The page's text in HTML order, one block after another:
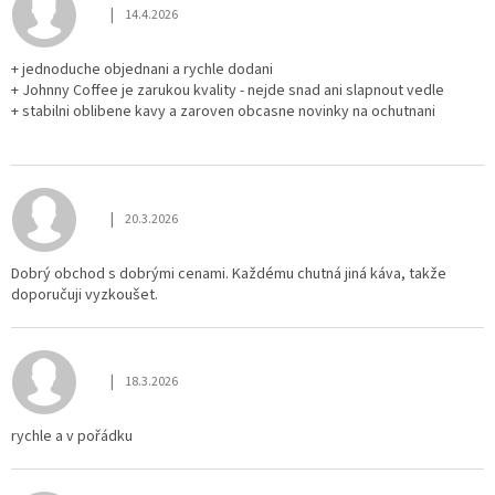
Hodnocení obchodu je 5 z 5 hvězdiček.
| 14.4.2026
+ jednoduche objednani a rychle dodani
+ Johnny Coffee je zarukou kvality - nejde snad ani slapnout vedle
+ stabilni oblibene kavy a zaroven obcasne novinky na ochutnani
Hodnocení obchodu je 5 z 5 hvězdiček.
| 20.3.2026
Dobrý obchod s dobrými cenami. Každému chutná jiná káva, takže
doporučuji vyzkoušet.
Hodnocení obchodu je 5 z 5 hvězdiček.
| 18.3.2026
rychle a v pořádku